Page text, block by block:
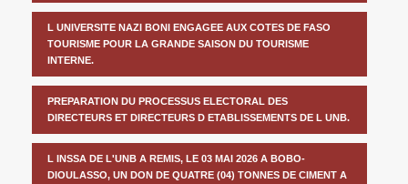
L UNIVERSITE NAZI BONI ENGAGEE AUX COTES DE FASO
TOURISME POUR LA GRANDE SAISON DU TOURISME
INTERNE.
PREPARATION DU PROCESSUS ELECTORAL DES
DIRECTEURS ET DIRECTEURS D ETABLISSEMENTS DE L UNB.
L INSSA DE L'UNB A REMIS, LE 03 MAI 2026 A BOBO-
DIOULASSO, UN DON DE QUATRE (04) TONNES DE CIMENT A